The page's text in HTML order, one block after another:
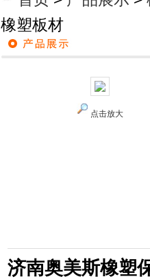
橡塑板材
点击放大
济南奥美斯橡塑